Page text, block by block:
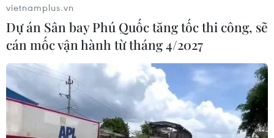
vietnamplus.vn
Dự án Sân bay Phú Quốc tăng tốc thi công, sẽ
cán mốc vận hành từ tháng 4/2027